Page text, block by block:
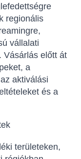
regionális
vállalati
Vásárlás előtt át
a
aktiválási
és a
területeken,